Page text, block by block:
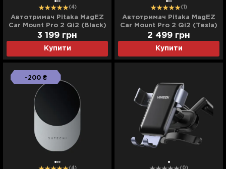
(4)
Автотримач Pitaka MagEZ
Car Mount Pro 2 Qi2 (Black)
Купити
3 199 грн
(1)
Автотримач Pitaka MagEZ
Car Mount Pro 2 Qi2 (Tesla)
Купити
2 499 грн
-200 ₴